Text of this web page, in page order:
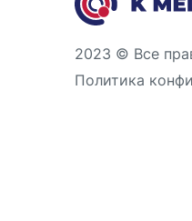
2023 © Все
Политика